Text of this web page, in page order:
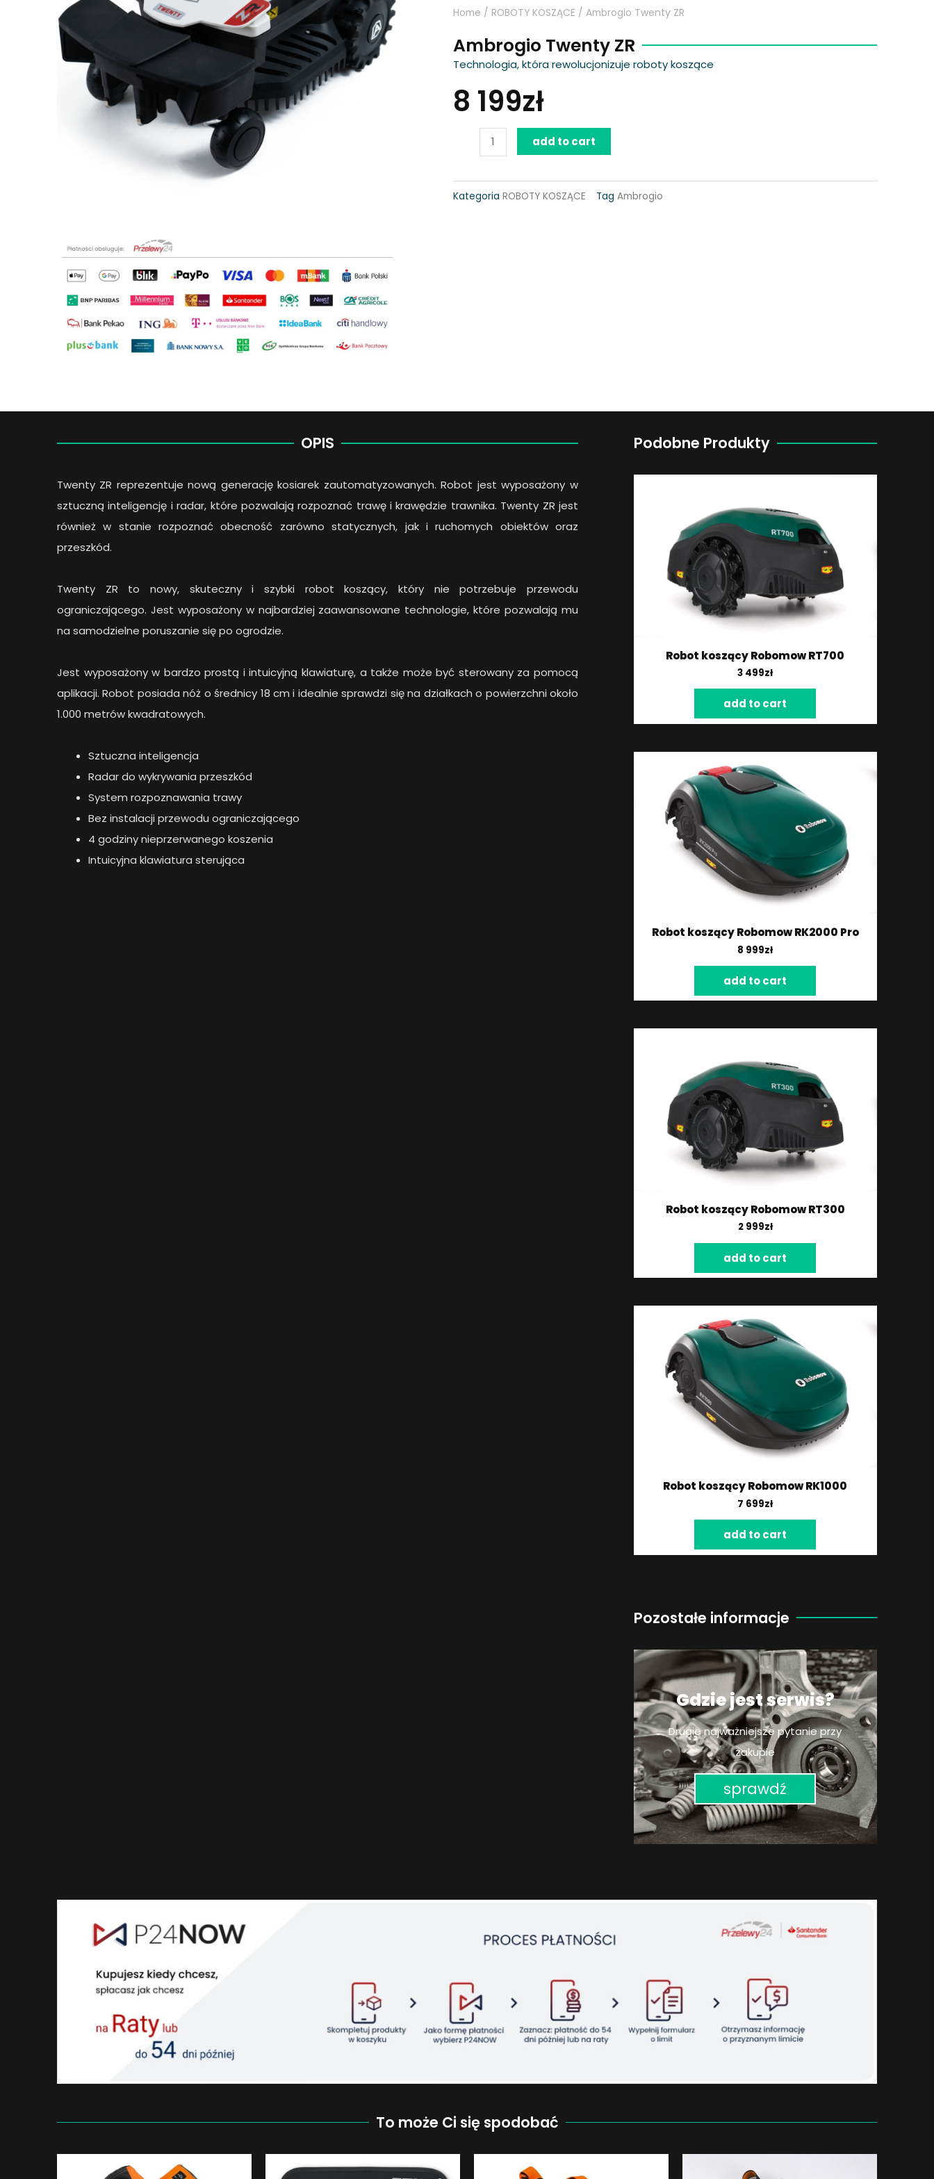
Home / ROBOTY KOSZĄCE / Ambrogio Twenty ZR
Ambrogio Twenty ZR
Technologia, która rewolucjonizuje roboty koszące
8 199zł
Ambrogio
Twenty
ZR
quantity
add to cart
Kategoria ROBOTY KOSZĄCE Tag Ambrogio
OPIS
Twenty ZR reprezentuje nową generację kosiarek zautomatyzowanych. Robot jest wyposażony w
sztuczną inteligencję i radar, które pozwalają rozpoznać trawę i krawędzie trawnika. Twenty ZR jest
również w stanie rozpoznać obecność zarówno statycznych, jak i ruchomych obiektów oraz
przeszkód.
Twenty ZR to nowy, skuteczny i szybki robot koszący, który nie potrzebuje przewodu
ograniczającego. Jest wyposażony w najbardziej zaawansowane technologie, które pozwalają mu
na samodzielne poruszanie się po ogrodzie.
Jest wyposażony w bardzo prostą i intuicyjną klawiaturę, a także może być sterowany za pomocą
aplikacji. Robot posiada nóż o średnicy 18 cm i idealnie sprawdzi się na działkach o powierzchni około
1.000 metrów kwadratowych.
Sztuczna inteligencja
Radar do wykrywania przeszkód
System rozpoznawania trawy
Bez instalacji przewodu ograniczającego
4 godziny nieprzerwanego koszenia
Intuicyjna klawiatura sterująca
Podobne Produkty
Robot koszący Robomow RT700
3 499zł
add to cart
Robot koszący Robomow RK2000 Pro
8 999zł
add to cart
Robot koszący Robomow RT300
2 999zł
add to cart
Robot koszący Robomow RK1000
7 699zł
add to cart
Pozostałe informacje
Gdzie jest serwis?
Drugie najważniejsze pytanie przy
zakupie
sprawdź
To może Ci się spodobać